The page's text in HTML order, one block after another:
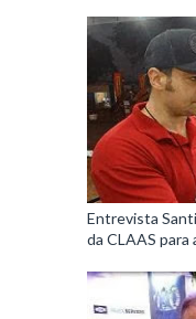
Entrevista
da CLAAS para